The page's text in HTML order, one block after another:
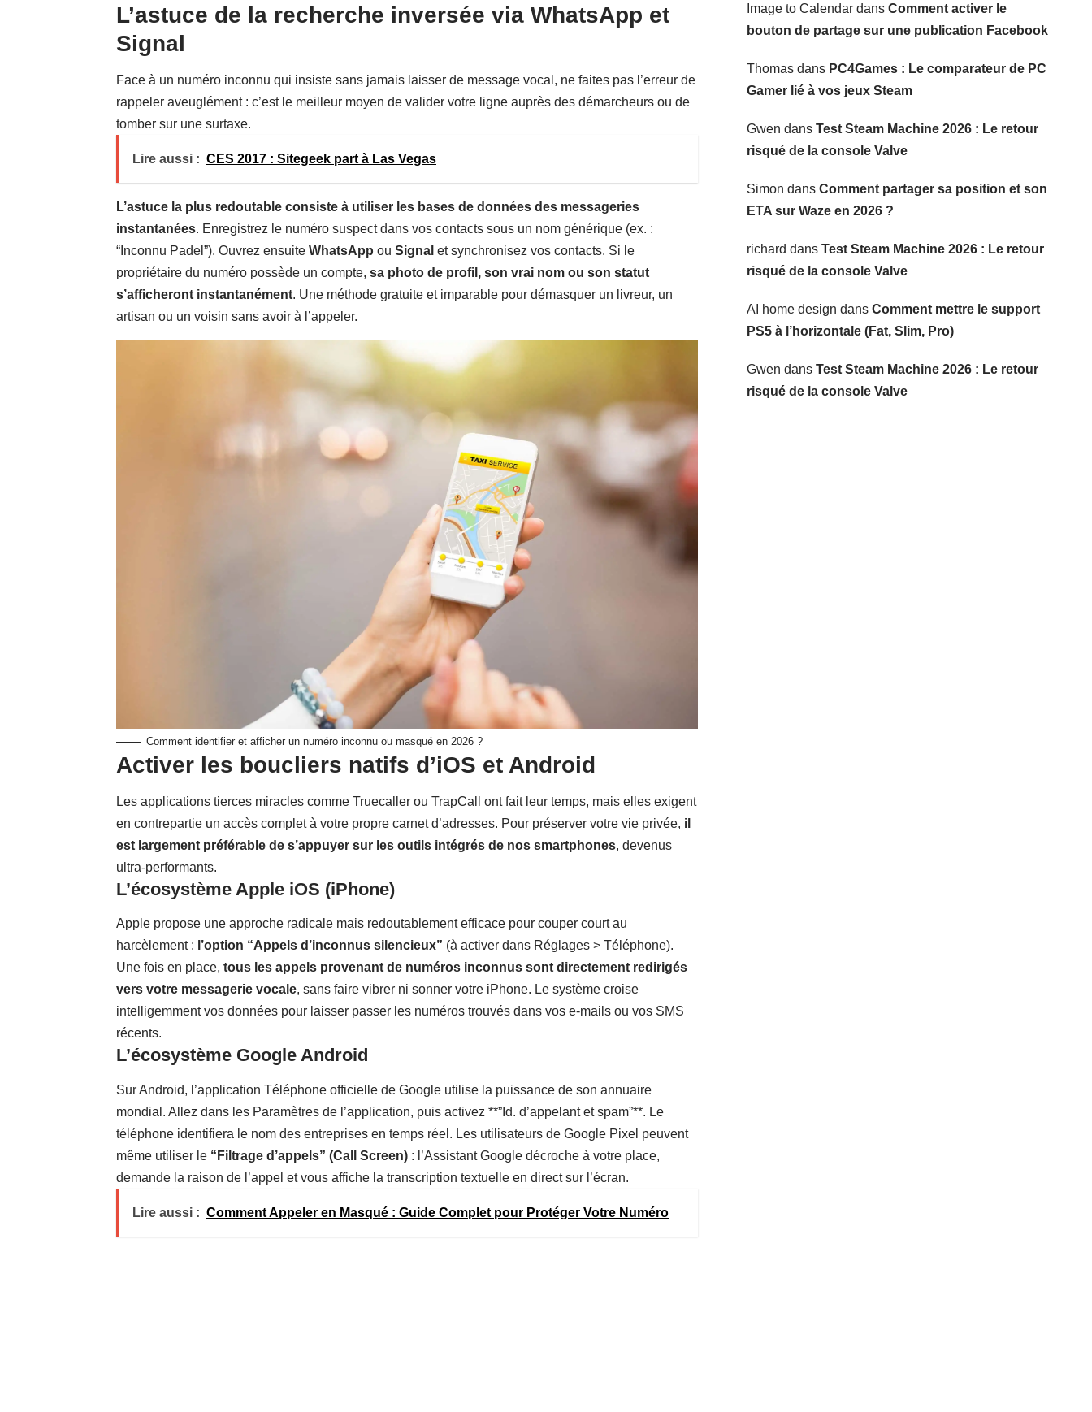
L’astuce de la recherche inversée via WhatsApp et
Signal
Face à un numéro inconnu qui insiste sans jamais laisser de message vocal, ne faites pas l’erreur de
rappeler aveuglément : c’est le meilleur moyen de valider votre ligne auprès des démarcheurs ou de
tomber sur une surtaxe.
Lire aussi : CES 2017 : Sitegeek part à Las Vegas
L’astuce la plus redoutable consiste à utiliser les bases de données des messageries
instantanées. Enregistrez le numéro suspect dans vos contacts sous un nom générique (ex. :
“Inconnu Padel”). Ouvrez ensuite WhatsApp ou Signal et synchronisez vos contacts. Si le
propriétaire du numéro possède un compte, sa photo de profil, son vrai nom ou son statut
s’afficheront instantanément. Une méthode gratuite et imparable pour démasquer un livreur, un
artisan ou un voisin sans avoir à l’appeler.
Comment identifier et afficher un numéro inconnu ou masqué en 2026 ?
Activer les boucliers natifs d’iOS et Android
Les applications tierces miracles comme Truecaller ou TrapCall ont fait leur temps, mais elles exigent
en contrepartie un accès complet à votre propre carnet d’adresses. Pour préserver votre vie privée, il
est largement préférable de s’appuyer sur les outils intégrés de nos smartphones, devenus
ultra-performants.
L’écosystème Apple iOS (iPhone)
Apple propose une approche radicale mais redoutablement efficace pour couper court au
harcèlement : l’option “Appels d’inconnus silencieux” (à activer dans Réglages > Téléphone).
Une fois en place, tous les appels provenant de numéros inconnus sont directement redirigés
vers votre messagerie vocale, sans faire vibrer ni sonner votre iPhone. Le système croise
intelligemment vos données pour laisser passer les numéros trouvés dans vos e-mails ou vos SMS
récents.
L’écosystème Google Android
Sur Android, l’application Téléphone officielle de Google utilise la puissance de son annuaire
mondial. Allez dans les Paramètres de l’application, puis activez **”Id. d’appelant et spam”**. Le
téléphone identifiera le nom des entreprises en temps réel. Les utilisateurs de Google Pixel peuvent
même utiliser le “Filtrage d’appels” (Call Screen) : l’Assistant Google décroche à votre place,
demande la raison de l’appel et vous affiche la transcription textuelle en direct sur l’écran.
Lire aussi : Comment Appeler en Masqué : Guide Complet pour Protéger Votre Numéro
Image to Calendardans Comment activer le
bouton de partage sur une publication Facebook
Thomasdans PC4Games : Le comparateur de PC
Gamer lié à vos jeux Steam
Gwen dans Test Steam Machine 2026 : Le retour
risqué de la console Valve
Simon dans Comment partager sa position et son
ETA sur Waze en 2026 ?
richard dans Test Steam Machine 2026 : Le retour
risqué de la console Valve
AI home design dans Comment mettre le support
PS5 à l’horizontale (Fat, Slim, Pro)
Gwen dans Test Steam Machine 2026 : Le retour
risqué de la console Valve